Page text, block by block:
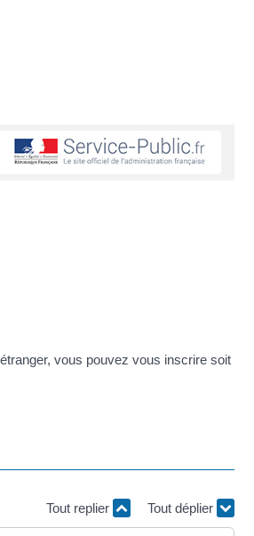
vous pouvez vous inscrire soit
Tout replier Tout déplier